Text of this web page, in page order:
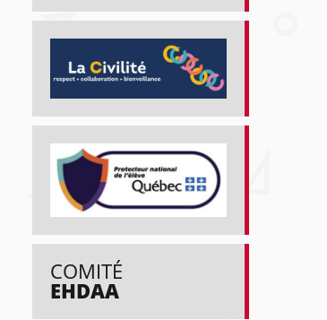
COMITÉ
EHDAA